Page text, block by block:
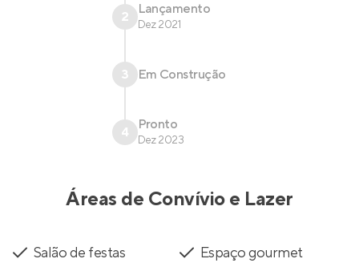
2 Lançamento
Dez 2021
3 Em Construção
4 Pronto
Dez 2023
Áreas de Convívio e Lazer
Salão de festas Espaço gourmet